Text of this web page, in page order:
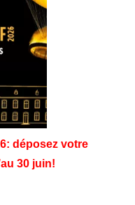
déposez votre
30 juin!